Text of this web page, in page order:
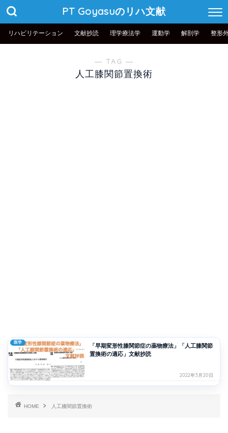
PT Goyasuのリハ文献
リハビリテーション 文献抄読 理学療法学 運動学 解剖学 整形
― TAG ―
人工膝関節置換術
医学
「早期変形性膝関節症の薬物療法」「人工膝関節
置換術の適応」文献抄読
2022年3月20日
HOME 人工膝関節置換術